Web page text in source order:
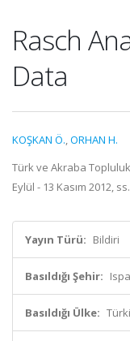
Rasch
Data
KOŞKAN Ö.,ORHAN H.
Türk ve Akraba
Eylül - 13 Kasım 2012,
Yayın Türü: Bildiri
Basıldığı Şehir:
Basıldığı Ülke: